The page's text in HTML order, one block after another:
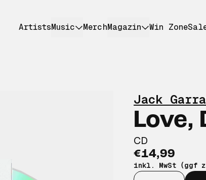
ArtistsMusic MerchMagazin Win Zone
Jack
Love,
CD
€14,99
inkl. MwSt (ggf